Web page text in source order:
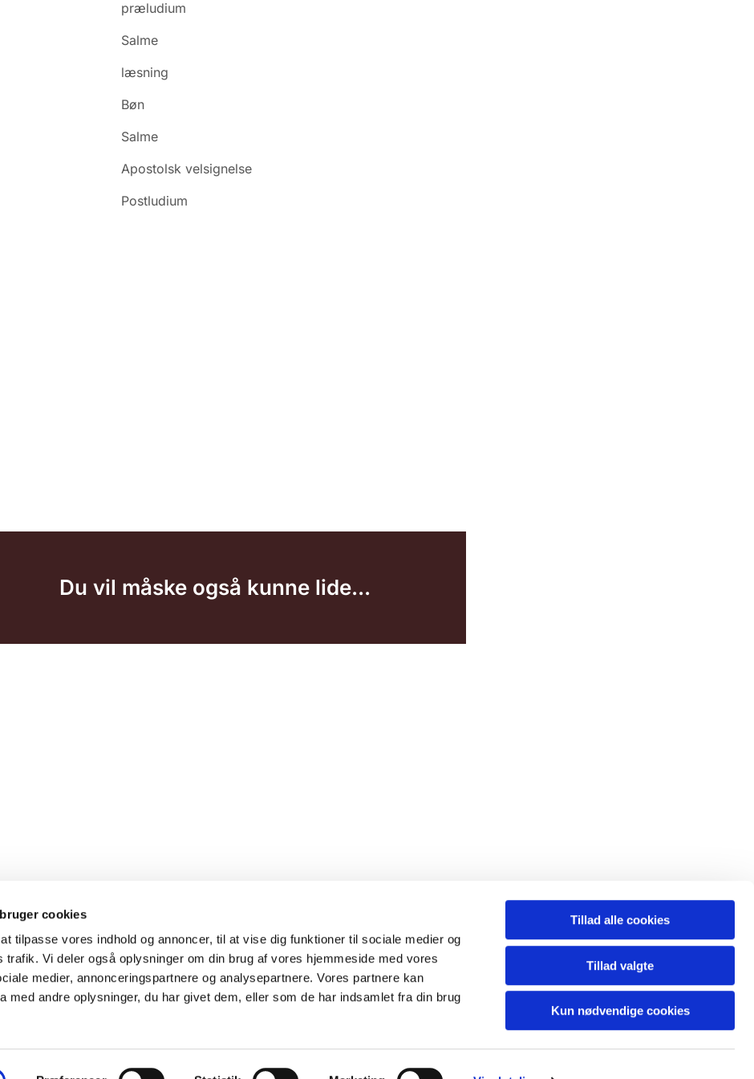
cookies
tilpasse vores indhold og annoncer, til at vise dig funktioner til sociale medier og
trafik. Vi deler også oplysninger om din brug af vores hjemmeside med vores
medier, annonceringspartnere og analysepartnere. Vores partnere kan
med andre oplysninger, du har givet dem, eller som de har indsamlet fra din brug
Tillad alle cookies
Tillad valgte
Kun nødvendige cookies
præludium
Salme
læsning
Bøn
Salme
Apostolsk velsignelse
Postludium
Du vil måske også kunne lide...
Privatlivspolitik Log på ChurchDesk